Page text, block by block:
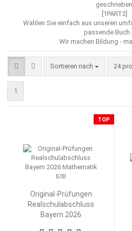
[1PART2]
Wählen Sie einfach aus unseren
passende Buch
Wir machen Bildung -
Sortieren nach
Sortieren nach 24
pro
1
TOP
Original-Prüfungen
Realschulabschluss
Bayern 2026